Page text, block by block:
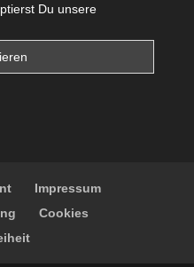
Du unsere
Impressum
Cookies